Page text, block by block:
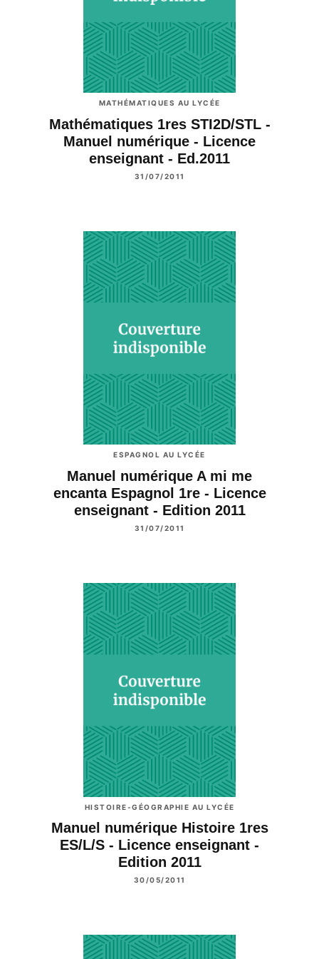
MATHÉMATIQUES AU LYCÉE
Mathématiques 1res STI2D/STL -
Manuel numérique - Licence
enseignant - Ed.2011
31/07/2011
ESPAGNOL AU LYCÉE
Manuel numérique A mi me
encanta Espagnol 1re - Licence
enseignant - Edition 2011
31/07/2011
HISTOIRE-GÉOGRAPHIE AU LYCÉE
Manuel numérique Histoire 1res
ES/L/S - Licence enseignant -
Edition 2011
30/05/2011